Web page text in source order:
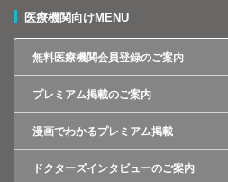
医療機関向けMENU
無料医療機関会員登録のご案内
プレミアム掲載のご案内
漫画でわかるプレミアム掲載
ドクターズインタビューのご案内